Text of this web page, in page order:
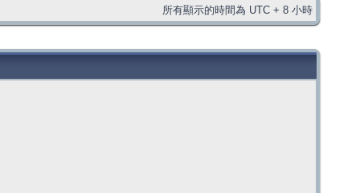
所有顯示的時間為 UTC + 8 小時